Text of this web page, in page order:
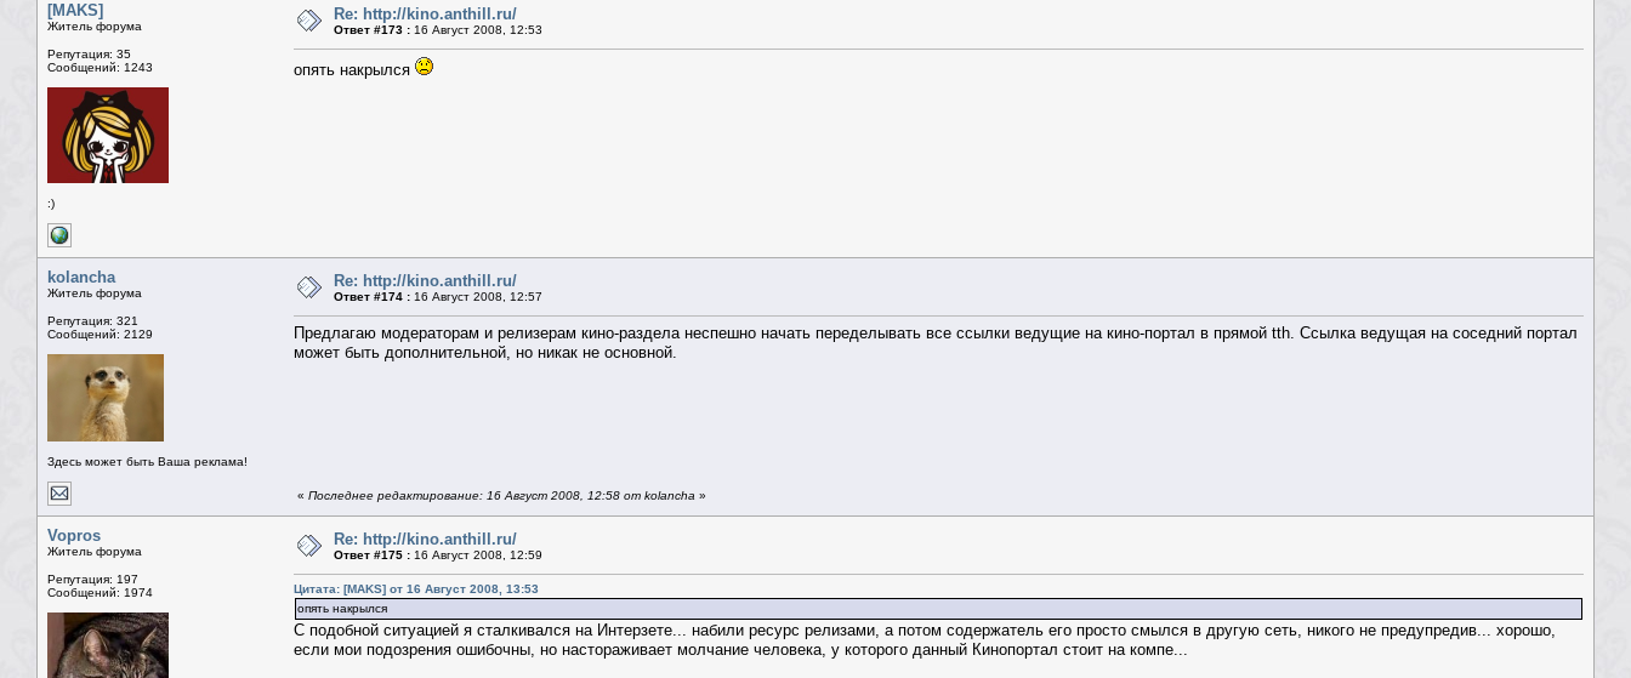
[MAKS]
Житель форума
Репутация: 35
Сообщений: 1243
:)
Re: http://kino.anthill.ru/
Ответ #173 : 16 Август 2008, 12:53
опять накрылся
kolancha
Житель форума
Репутация: 321
Сообщений: 2129
Здесь может быть Ваша реклама!
Re: http://kino.anthill.ru/
Ответ #174 : 16 Август 2008, 12:57
Предлагаю модераторам и релизерам кино-раздела неспешно начать переделывать все ссылки ведущие на кино-портал в прямой tth. Ссылка ведущая на соседний портал
может быть дополнительной, но никак не основной.
« Последнее редактирование: 16 Август 2008, 12:58 от kolancha »
Vopros
Житель форума
Репутация: 197
Сообщений: 1974
Re: http://kino.anthill.ru/
Ответ #175 : 16 Август 2008, 12:59
Цитата: [MAKS] от 16 Август 2008, 13:53
опять накрылся
С подобной ситуацией я сталкивался на Интерзете... набили ресурс релизами, а потом содержатель его просто смылся в другую сеть, никого не предупредив... хорошо,
если мои подозрения ошибочны, но настораживает молчание человека, у которого данный Кинопортал стоит на компе...